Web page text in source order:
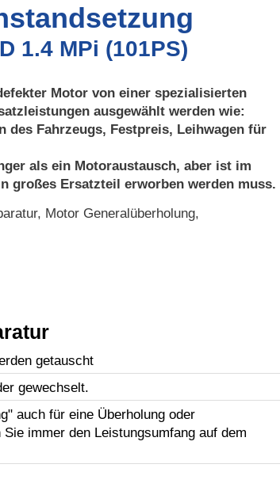
1.4 MPi (101PS)
Motor von einer spezialisierten
ausgewählt werden wie:
des Fahrzeugs, Festpreis, Leihwagen für
als ein Motoraustausch, aber ist im
großes Ersatzteil erworben werden muss.
Motor Generalüberholung,
getauscht
gewechselt.
auch für eine Überholung oder
immer den Leistungsumfang auf dem